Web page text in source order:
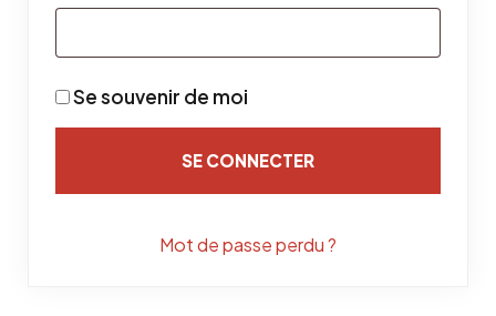
Se souvenir de moi
SE CONNECTER
Mot de passe perdu ?